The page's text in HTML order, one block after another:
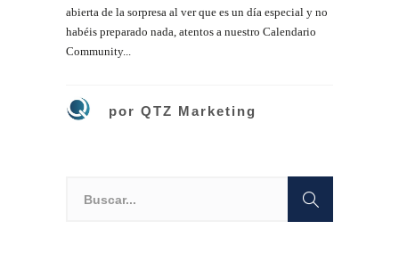
abierta de la sorpresa al ver que es un día especial y no
habéis preparado nada, atentos a nuestro Calendario
Community...
por QTZ Marketing